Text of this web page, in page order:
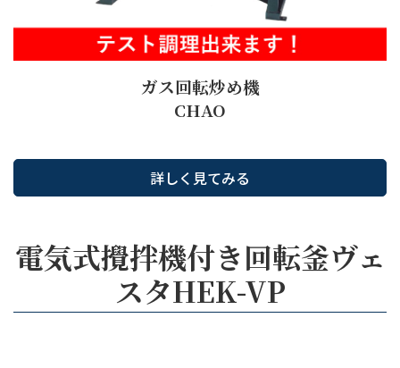
ガス回転炒め機
CHAO
詳しく見てみる
電気式攪拌機付き回転釜ヴェ
スタHEK-VP